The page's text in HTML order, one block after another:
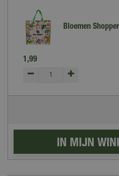
Bloemen
1 ,99